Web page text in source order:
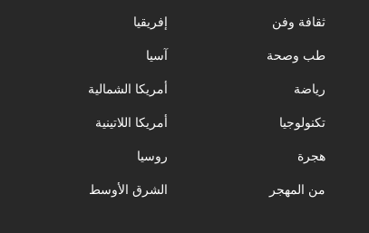
ثقافة وفن
طب وصحة
رياضة
تكنولوجيا
هجرة
من المهجر
إفريقيا
آسيا
أمريكا الشمالية
أمريكا اللاتينية
روسيا
الشرق الأوسط